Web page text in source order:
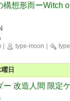
構想形而ーWitch
type-moon
曜日
ー 改造人間 限定